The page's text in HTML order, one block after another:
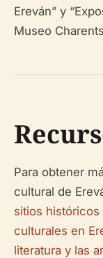
Ereván” y
Museo
Para obtener
cultural de
sitios históricos
culturales en
literatura y las